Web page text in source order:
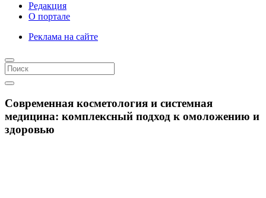
Редакция
О портале
Реклама на сайте
Современная косметология и системная
медицина: комплексный подход к омоложению и
здоровью